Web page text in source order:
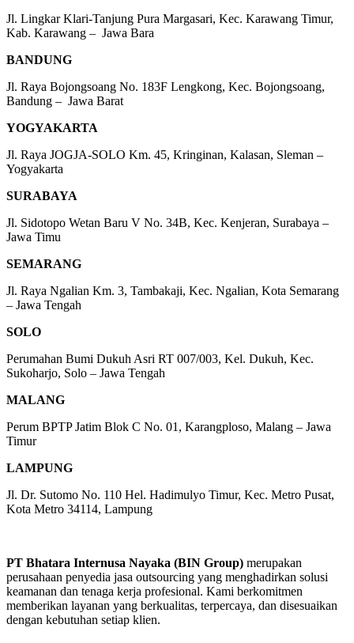
Jl. Lingkar Klari-Tanjung Pura Margasari, Kec. Karawang Timur,
Kab. Karawang – Jawa Bara
BANDUNG
Jl. Raya Bojongsoang No. 183F Lengkong, Kec. Bojongsoang,
Bandung – Jawa Barat
YOGYAKARTA
Jl. Raya JOGJA-SOLO Km. 45, Kringinan, Kalasan, Sleman –
Yogyakarta
SURABAYA
Jl. Sidotopo Wetan Baru V No. 34B, Kec. Kenjeran, Surabaya –
Jawa Timu
SEMARANG
Jl. Raya Ngalian Km. 3, Tambakaji, Kec. Ngalian, Kota Semarang
– Jawa Tengah
SOLO
Perumahan Bumi Dukuh Asri RT 007/003, Kel. Dukuh, Kec.
Sukoharjo, Solo – Jawa Tengah
MALANG
Perum BPTP Jatim Blok C No. 01, Karangploso, Malang – Jawa
Timur
LAMPUNG
Jl. Dr. Sutomo No. 110 Hel. Hadimulyo Timur, Kec. Metro Pusat,
Kota Metro 34114, Lampung
PT Bhatara Internusa Nayaka (BIN Group) merupakan
perusahaan penyedia jasa outsourcing yang menghadirkan solusi
keamanan dan tenaga kerja profesional. Kami berkomitmen
memberikan layanan yang berkualitas, terpercaya, dan disesuaikan
dengan kebutuhan setiap klien.